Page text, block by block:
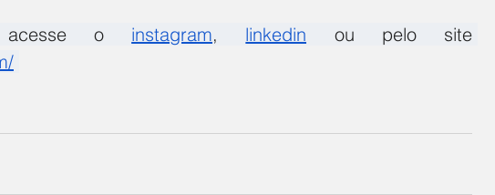
acesse o instagram, linkedin